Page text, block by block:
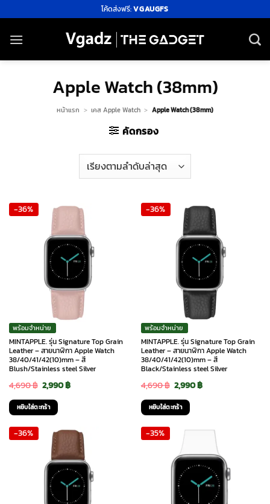
ไป
ยัง
โค้ดส่งฟรี:VGAUGFS
Apple Watch (38mm)
หน้าแรก > เคส Apple Watch > Apple Watch (38mm)
คัดกรอง
-36%
พร้อมจำหน่าย
MINTAPPLE. รุ่น Signature Top Grain
Leather – สายนาฬิกา Apple Watch
38/40/41/42(10)mm – สี
Blush/Stainless steel Silver
4,690฿ Original
price
was:
4,690 ฿.
2,990฿Current
2,990 ฿.
หยิบใส่ตะกร้า
-36%
พร้อมจำหน่าย
MINTAPPLE. รุ่น Signature Top Grain
Leather – สายนาฬิกา Apple Watch
38/40/41/42(10)mm – สี
Black/Stainless steel Silver
4,690฿ Original
price
was:
2,990฿Current
2,990 ฿.
หยิบใส่ตะกร้า
-36% -35%